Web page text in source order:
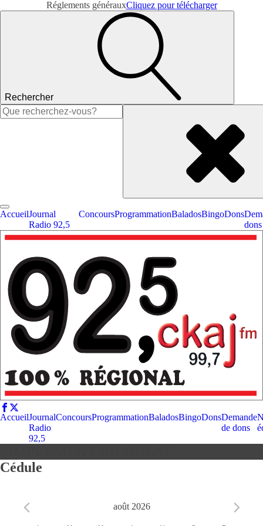
Réglements générauxCliquez pour télécharger
Rechercher
Rechercher :
AccueilJournal
Radio 92,5
ConcoursProgrammationBaladosBingoDons
dons
AccueilJournal
Radio
92,5
ConcoursProgrammationBaladosBingoDonsDemande
de dons
Cédule
août 2026